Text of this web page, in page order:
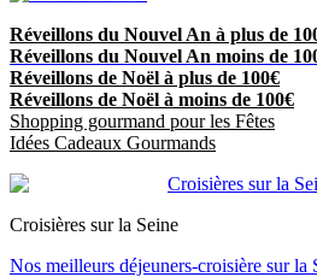
Réveillons du Nouvel An à plus de
Réveillons du Nouvel An moins de
Réveillons de Noël à plus de 100€
Réveillons de Noël à moins de 100€
Shopping gourmand pour les Fêtes
Idées Cadeaux Gourmands
Croisières sur la Seine
Nos meilleurs déjeuners-croisière sur la